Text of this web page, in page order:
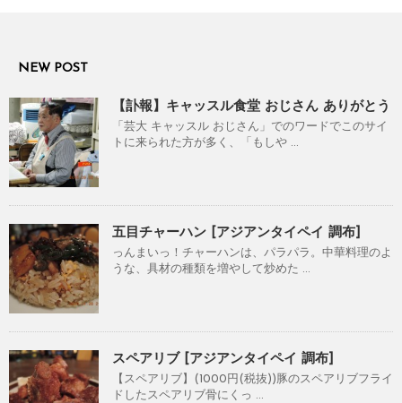
NEW POST
【訃報】キャッスル食堂 おじさん ありがとう
「芸大 キャッスル おじさん」でのワードでこのサイ
トに来られた方が多く、「もしや ...
五目チャーハン [アジアンタイペイ 調布]
っんまいっ！チャーハンは、パラパラ。中華料理のよ
うな、具材の種類を増やして炒めた ...
スペアリブ [アジアンタイペイ 調布]
【スペアリブ】(1000円(税抜))豚のスペアリブフライ
ドしたスペアリブ骨にくっ ...